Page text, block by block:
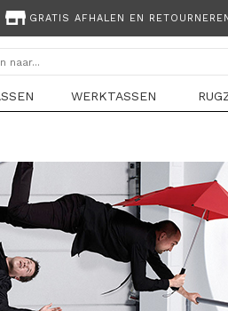
GRATIS AFHALEN EN
WERKTASSEN